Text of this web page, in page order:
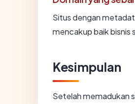
Situs dengan
mencakup baik bisnis
Kesimpulan
Setelah memadukan